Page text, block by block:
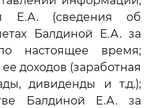
Е.А. (сведения об
Балдиной Е.А. за
настоящее время;
доходов (заработная
дивиденды и т.д.);
Балдиной Е.А. за